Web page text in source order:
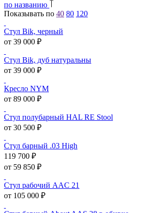
по названию
Показывать по 40 80 120
Стул Bik, черный
от 39 000 ₽
Стул Bik, дуб натуральны
от 39 000 ₽
Кресло NYM
от 89 000 ₽
Стул полубарный HAL RE Stool
от 30 500 ₽
Стул барный .03 High
119 700 ₽
от 59 850 ₽
Стул рабочий AAC 21
от 105 000 ₽